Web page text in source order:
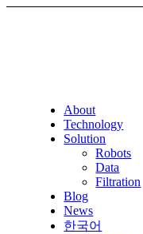
About
Technology
Solution
Robots
Data
Filtration
Blog
News
한국어